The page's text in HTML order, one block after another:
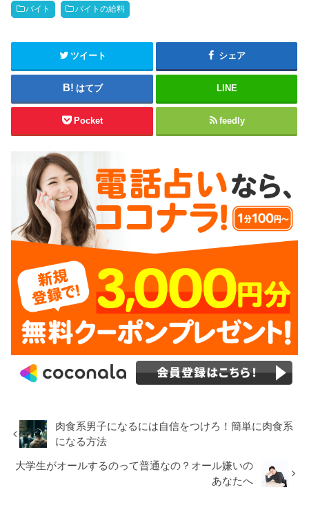
バイト バイトの給料
ツイート シェア
はてブ LINE
Pocket feedly
肉食系男子になるには自信をつけろ！簡単に肉食系
になる方法
大学生がオールするのって普通なの？オール嫌いの
あなたへ